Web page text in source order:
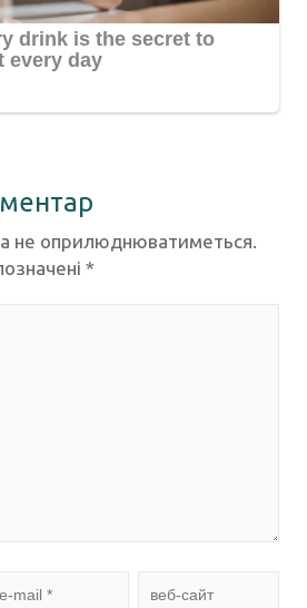
не оприлюднюватиметься.
*